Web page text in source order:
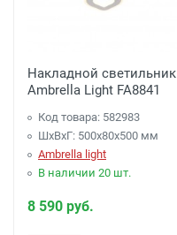
Накладной светильник
Ambrella Light FA8841
Код товара: 582983
ШхВхГ: 500x80x500 мм
Ambrella light
В наличии 20 шт.
8 590 руб.